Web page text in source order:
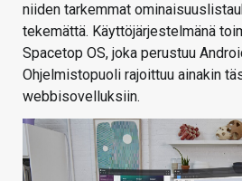
niiden tarkemmat
tekemättä. Käyttöjärjestelmänä
Spacetop OS, joka perustuu
Ohjelmistopuoli rajoittuu ainakin
webbisovelluksiin.